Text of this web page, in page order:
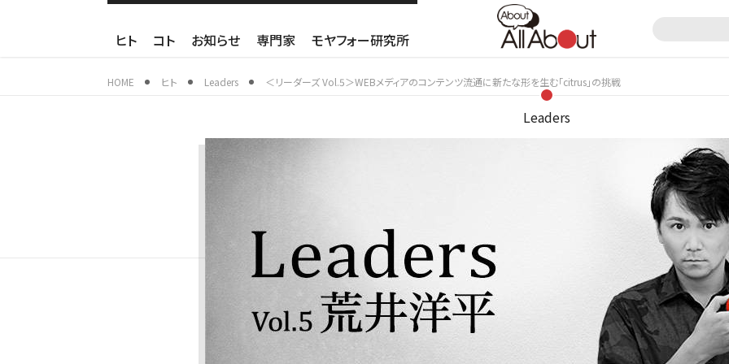
ヒト コト お知らせ 専門家 モヤフォー研究所
HOME ヒト Leaders ＜リーダーズ Vol.5＞WEBメディアのコンテンツ流通に新たな形を生む「citrus」の挑戦
Leaders